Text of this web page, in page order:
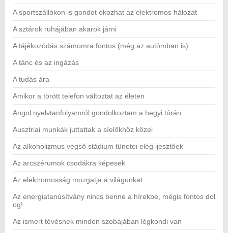
A sportszállókon is gondot okozhat az elektromos hálózat
A sztárok ruhájában akarok járni
A tájékozódás számomra fontos (még az autómban is)
A tánc és az ingázás
A tudás ára
Amikor a törött telefon változtat az életen
Angol nyelvtanfolyamról gondolkoztam a hegyi túrán
Ausztriai munkák juttattak a síelőkhöz közel
Az alkoholizmus végső stádium tünetei elég ijesztőek
Az arcszérumok csodákra képesek
Az elektromosság mozgatja a világunkat
Az energiatanúsítvány nincs benne a hírekbe, mégis fontos dol
og!
Az ismert tévésnek minden szobájában légkondi van